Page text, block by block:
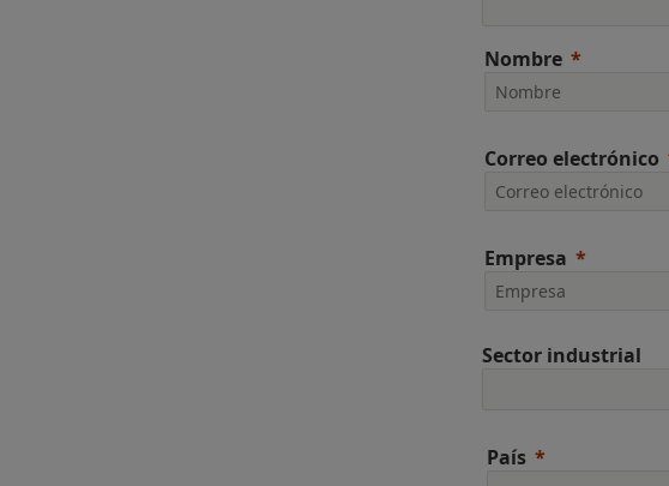
Nombre
Correo electrónico
Empresa
Sector industrial
País